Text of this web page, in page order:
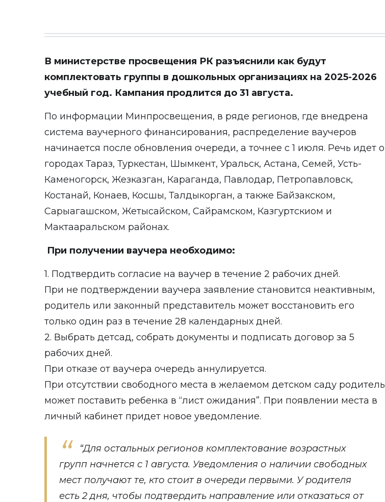
В министерстве просвещения РК разъяснили как будут
комплектовать группы в дошкольных организациях на 2025-2026
учебный год. Кампания продлится до 31 августа.
По информации Минпросвещения, в ряде регионов, где внедрена
система ваучерного финансирования, распределение ваучеров
начинается после обновления очереди, а точнее с 1 июля. Речь идет о
городах Тараз, Туркестан, Шымкент, Уральск, Астана, Семей, Усть-
Каменогорск, Жезказган, Караганда, Павлодар, Петропавловск,
Костанай, Конаев, Косшы, Талдыкорган, а также Байзакском,
Сарыагашском, Жетысайском, Сайрамском, Казгуртскиом и
Мактааральском районах.
При получении ваучера необходимо:
1. Подтвердить согласие на ваучер в течение 2 рабочих дней.
При не подтверждении ваучера заявление становится неактивным,
родитель или законный представитель может восстановить его
только один раз в течение 28 календарных дней.
2. Выбрать детсад, собрать документы и подписать договор за 5
рабочих дней.
При отказе от ваучера очередь аннулируется.
При отсутствии свободного места в желаемом детском саду родитель
может поставить ребенка в “лист ожидания”. При появлении места в
личный кабинет придет новое уведомление.
“Для остальных регионов комплектование возрастных
групп начнется с 1 августа. Уведомления о наличии свободных
мест получают те, кто стоит в очереди первыми. У родителя
есть 2 дня, чтобы подтвердить направление или отказаться от